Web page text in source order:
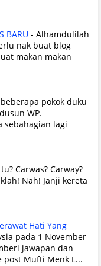
BARU - Alhamdulilah
nak buat blog
makan makan
pokok duku
WP.
sebahagian lagi
Carwas? Carway?
Nah! Janji kereta
Hati Yang
pada 1 November
jawapan dan
post Mufti Menk L...